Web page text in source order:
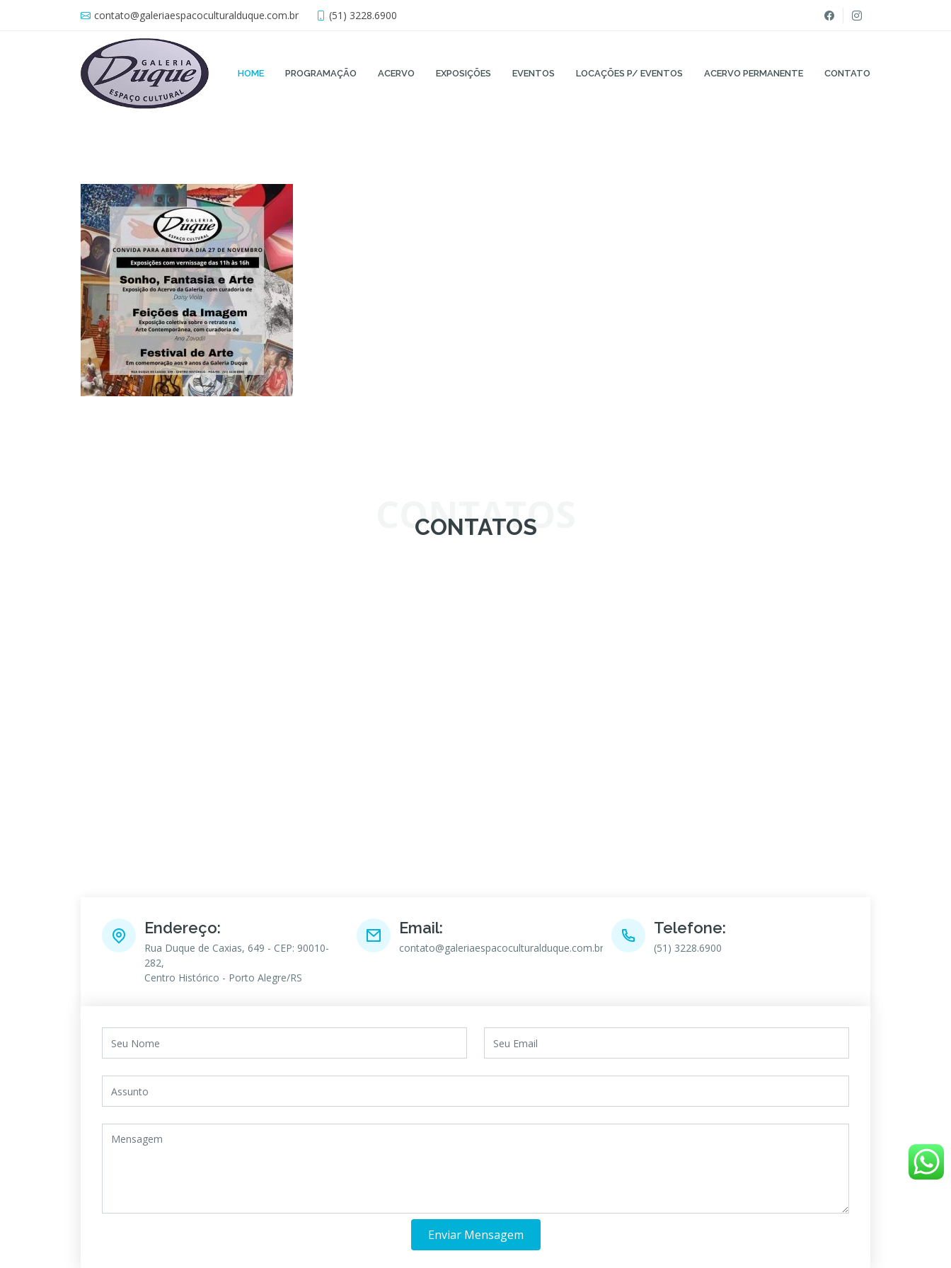
contato@galeriaespacoculturalduque.com.br (51) 3228.6900
HOME PROGRAMAÇÃO ACERVO EXPOSIÇÕES EVENTOS LOCAÇÕES P/ EVENTOS ACERVO PERMANENTE CONTATO
CONTATOS
CONTATOS
Endereço:
Rua Duque de Caxias, 649 - CEP: 90010-
282,
Centro Histórico - Porto Alegre/RS
Email:
contato@galeriaespacoculturalduque.com.br
Telefone:
(51) 3228.6900
Enviar Mensagem